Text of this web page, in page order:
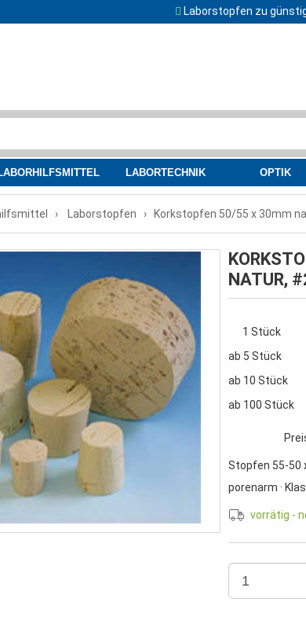
Laborstopfen zu
LABORTECHNIK OPTIK
Laborstopfen Korkstopfen 50/55 x 30mm
NATUR,
1 Stück
ab 5 Stück
ab 10 Stück
ab 100 Stück
Stopfen 55-50
porenarm ·
vorrätig -